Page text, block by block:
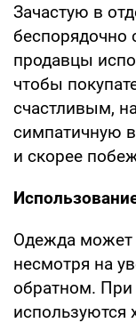
Зачастую в
беспорядочно
продавцы
чтобы
счастливым,
симпатичную
и скорее
Одежда может
несмотря на
обратном.
используются